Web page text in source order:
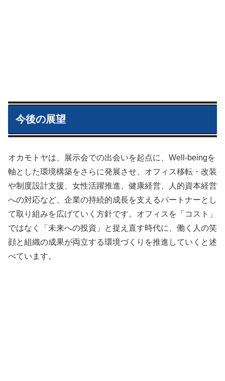
今後の展望
オカモトヤは、展示会での出会いを起点に、Well-beingを
軸とした環境構築をさらに発展させ、オフィス移転・改装
や制度設計支援、女性活躍推進、健康経営、人的資本経営
への対応など、企業の持続的成長を支えるパートナーとし
て取り組みを広げていく方針です。オフィスを「コスト」
ではなく「未来への投資」と捉え直す時代に、働く人の笑
顔と組織の成果が両立する環境づくりを推進していくと述
べています。